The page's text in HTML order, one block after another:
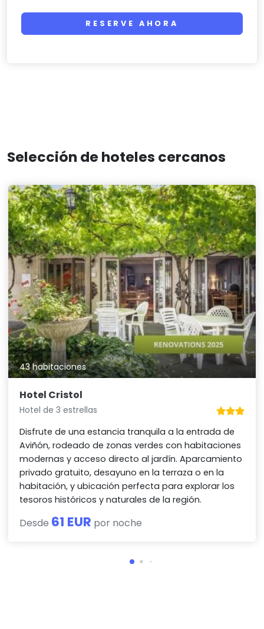
RESERVE AHORA
Selección de hoteles cercanos
43 habitaciones
Hotel Cristol
Hotel de 3 estrellas
Disfrute de una estancia tranquila a la entrada de
Aviñón, rodeado de zonas verdes con habitaciones
modernas y acceso directo al jardín. Aparcamiento
privado gratuito, desayuno en la terraza o en la
habitación, y ubicación perfecta para explorar los
tesoros históricos y naturales de la región.
Desde 61 EUR por noche